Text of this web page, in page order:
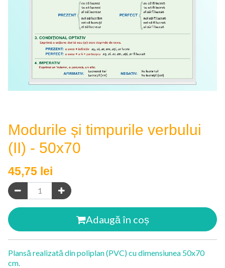
Modurile și timpurile verbului
(II) - 50x70
45,75 lei
Adaugă în coș
Plansă realizată din poliplan (PVC) cu dimensiunea 50x70
cm.